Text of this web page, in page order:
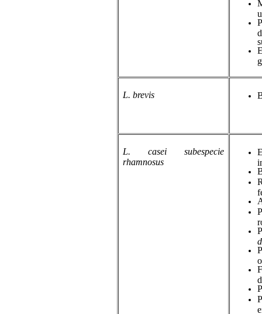
L. brevis
L. casei
subespecie
rhamnosus